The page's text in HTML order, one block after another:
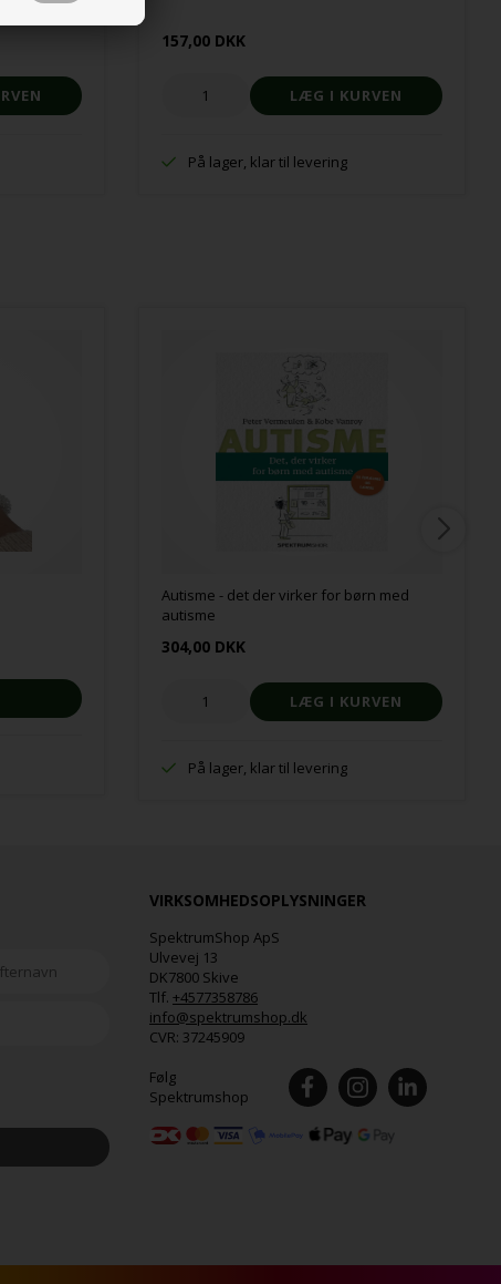
157,00 DKK
På lager, klar til levering
Autisme - det der virker for børn med
autisme
304,00 DKK
På lager, klar til levering
VIRKSOMHEDSOPLYSNINGER
SpektrumShop ApS
Ulvevej 13
DK7800 Skive
Tlf.+4577358786
info@spektrumshop.dk
CVR: 37245909
Følg
Spektrumshop